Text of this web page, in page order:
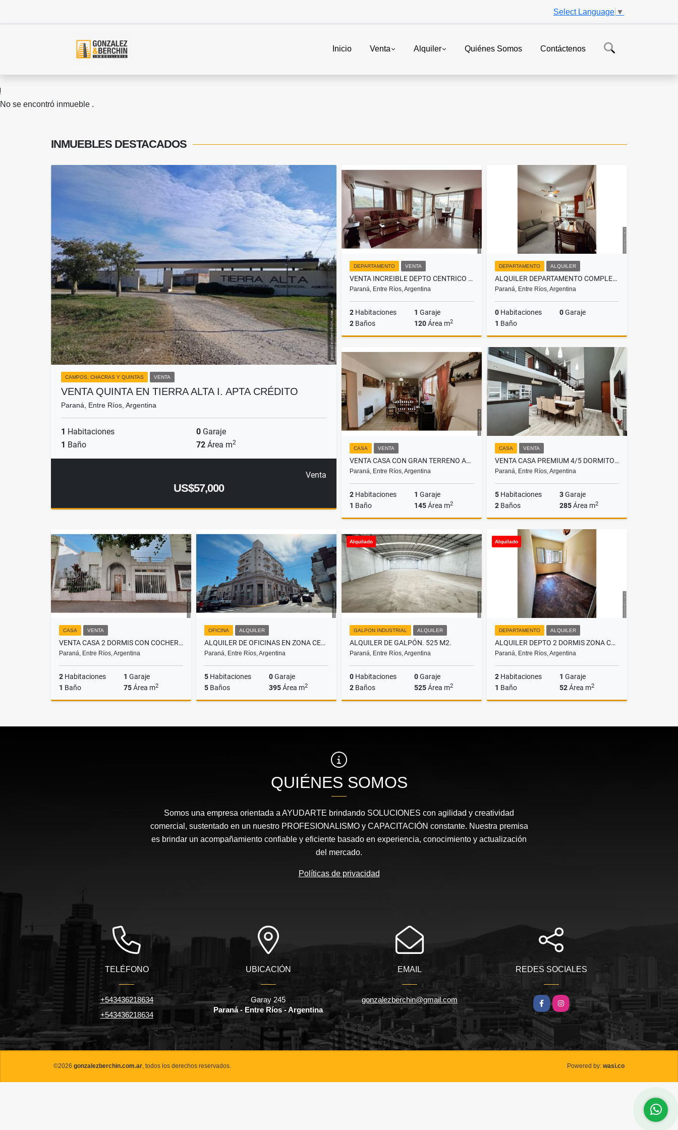
Select Language ▼
Inicio Venta Alquiler Quiénes Somos Contáctenos
No se encontró inmueble .
INMUEBLES DESTACADOS
CAMPOS, CHACRAS Y QUINTAS VENTA
VENTA QUINTA EN TIERRA ALTA I. APTA CRÉDITO
Paraná, Entre Ríos, Argentina
1 Habitaciones 0 Garaje
1 Baño 72 Área m2
Venta
US$57,000
DEPARTAMENTO VENTA
VENTA INCREIBLE DEPTO CENTRICO 2 DORMITORIOS COCHERA Y AMENITIES
Paraná, Entre Ríos, Argentina
2 Habitaciones 1 Garaje
2 Baños 120Área m2
Venta
DEPARTAMENTO ALQUILER
ALQUILER DEPARTAMENTO COMPLETAMENTE EQUIPADO!
Paraná, Entre Ríos, Argentina
0 Habitaciones 0Garaje
1 Baño
Alquiler
$890.000
CASA VENTA
VENTA CASA CON GRAN TERRENO APTA CREDITO
Paraná, Entre Ríos, Argentina
2 Habitaciones 1 Garaje
1 Baño 145Área m2
Venta
US$80,000
CASA VENTA
VENTA CASA PREMIUM 4/5 DORMITORIOS
Paraná, Entre Ríos, Argentina
5 Habitaciones 3Garaje
2 Baños 285Área m2
US$225,000
CASA VENTA
VENTA CASA 2 DORMIS CON COCHERA CALLE ALEM A RECICLAR
Paraná, Entre Ríos, Argentina
2 Habitaciones 1 Garaje
1 Baño 75Área m2
US$75,000
OFICINA ALQUILER
ALQUILER DE OFICINAS EN ZONA CENTRO
Paraná, Entre Ríos, Argentina
5 Habitaciones 0Garaje
5 Baños 395Área m2
$2.800.000
Alquilado
GALPON INDUSTRIAL ALQUILER
ALQUILER DE GALPÓN. 525 M2.
Paraná, Entre Ríos, Argentina
0 Habitaciones 0Garaje
2 Baños 525Área m2
$1.100.000
Alquilado
DEPARTAMENTO ALQUILER
ALQUILER DEPTO 2 DORMIS ZONA CRISTO
Paraná, Entre Ríos, Argentina
2 Habitaciones 1 Garaje
1 Baño 52Área m2
$500.000
QUIÉNES SOMOS
Somos una empresa orientada a AYUDARTE brindando SOLUCIONES con agilidad y creatividad
comercial, sustentado en un nuestro PROFESIONALISMO y CAPACITACIÓN constante. Nuestra premisa
es brindar un acompañamiento confiable y eficiente basado en experiencia, conocimiento y actualización
del mercado.
Políticas de privacidad
TELÉFONO
+543436218634
+543436218634
UBICACIÓN
Garay 245
Paraná - Entre Ríos - Argentina
EMAIL
gonzalezberchin@gmail.com
REDES SOCIALES
FacebookInstagram
©2026 gonzalezberchin.com.ar, todos los derechos reservados. Powered by: wasi.co